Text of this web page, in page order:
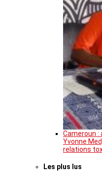
Cameroun :
Yvonne
relations
Les plus lus